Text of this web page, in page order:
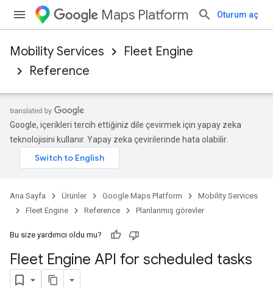
Maps Platform Oturum aç
Mobility Services
Fleet Engine
Reference
Google, içerikleri tercih ettiğiniz dile çevirmek için yapay zeka
teknolojisini kullanır. Yapay zeka çevirilerinde hata olabilir.
Ana Sayfa Ürünler Google Maps Platform
Mobility Services
Fleet Engine
Reference Planlanmış görevler
Bu size yardımcı oldu mu?
Fleet Engine API for scheduled tasks